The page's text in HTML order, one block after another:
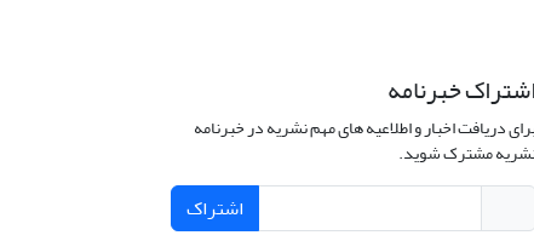
اشتراک خبرنامه
دریافت اخبار و اطلاعیه های مهم نشریه در خبرنامه
مشترک شوید.
اشتراک